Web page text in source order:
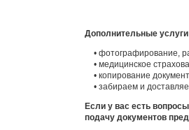
Дополнительные
• фотографирование,
• медицинское
• копирование
• забираем и
Если у вас есть
подачу документов